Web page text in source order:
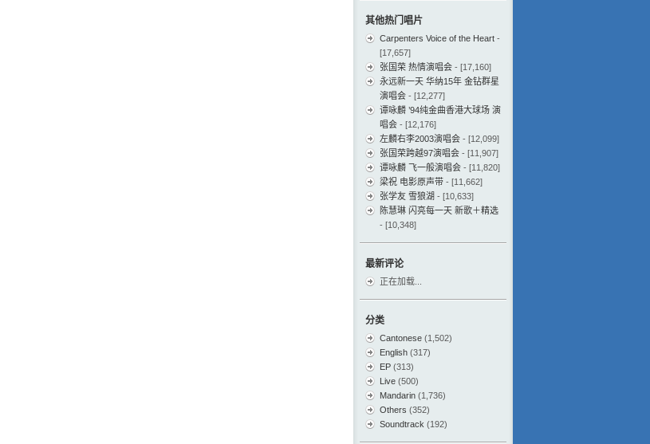
其他热门唱片
Carpenters Voice of the Heart -
[17,657]
张国荣 热情演唱会 - [17,160]
永远新一天 华纳15年 金钻群星
演唱会 - [12,277]
谭咏麟 ’94纯金曲香港大球场 演
唱会 - [12,176]
左麟右李2003演唱会 - [12,099]
张国荣跨越97演唱会 - [11,907]
谭咏麟 飞一般演唱会 - [11,820]
梁祝 电影原声带 - [11,662]
张学友 雪狼湖 - [10,633]
陈慧琳 闪亮每一天 新歌＋精选
- [10,348]
最新评论
正在加载...
分类
Cantonese (1,502)
English (317)
EP (313)
Live (500)
Mandarin (1,736)
Others (352)
Soundtrack (192)